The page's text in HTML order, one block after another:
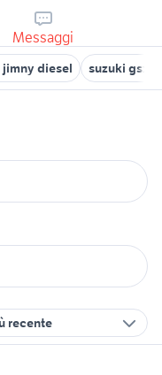
Messaggi
jimny diesel suzuki gsx s
recente